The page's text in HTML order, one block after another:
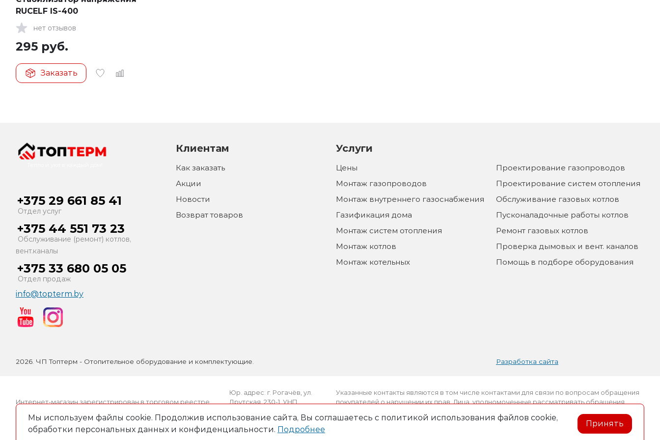
RUCELF IS-400
нет отзывов
295 руб.
Заказать
+375 29 661 85 41
Отдел услуг
+375 44 551 73 23
Обслуживание (ремонт) котлов,
вент.каналы
+375 33 680 05 05
Отдел продаж
info@topterm.by
Клиентам
Как заказать
Акции
Новости
Возврат товаров
Услуги
Цены
Монтаж газопроводов
Монтаж внутреннего газоснабжения
Газификация дома
Монтаж систем отопления
Монтаж котлов
Монтаж котельных
Проектирование газопроводов
Проектирование систем отопления
Обслуживание газовых котлов
Пусконаладочные работы котлов
Ремонт газовых котлов
Проверка дымовых и вент. каналов
Помощь в подборе оборудования
2026. ЧП Топтерм - Отопительное оборудование и комплектующие. Разработка сайта
Указанные контакты являются в том числе контактами для связи по вопросам обращения
покупателей о нарушении их прав. Лица, уполномоченные рассматривать обращения
телефона работников местных исполнительных и распорядительных органов по месту
государственной регистрации Частного предприятия «Топтерм», уполномоченных
Интернет-магазин зарегистрирован в торговом реестре
Частное предприятие «Топтерм» УНП 490826650, адрес:
223027, Минск, ул. П.Бровки 30, оф.30
Юр. адрес: г. Рогачёв, ул.
Друтская, 230-1, УНП
зарегистрировано
Рогачевским РИК
Мы используем файлы cookie. Продолжив использование сайта, Вы соглашаетесь с политикой использования файлов cookie,
обработки персональных данных и конфиденциальности. Подробнее
Принять